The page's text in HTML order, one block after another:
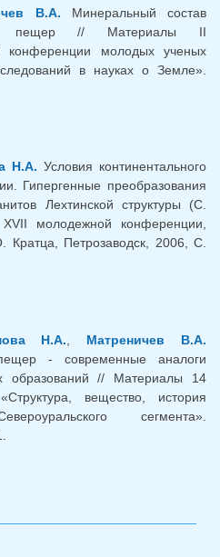
В.А. Минеральный состав
пещер // Материалы II
конференции молодых ученых
в науках о Земле».
Н.А. Условия континентального
Гипергенные преобразования
Лехтинской структуры (С.
молодежной конференции,
Кратца, Петрозаводск, 2006, С.
Н.А.
Матреничев В.А.
- современные аналоги
образований // Материалы 14
вещество, история
сегмента».